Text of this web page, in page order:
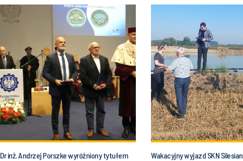
Dr inż. Andrzej Porszke wyróżniony tytułem
Wakacyjny wyjazd SKN Silesian